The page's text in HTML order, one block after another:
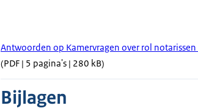
Antwoorden op Kamervragen over rol
(PDF | 5 pagina's | 280 kB)
Bijlagen